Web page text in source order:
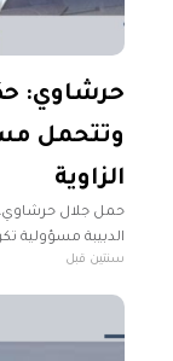
حرشاوي:
وتتحمل
الزاوية
حمل جلال حرشاوي،
الدبيبة مسؤولية
صحفية نقلتها
سنتين قبل